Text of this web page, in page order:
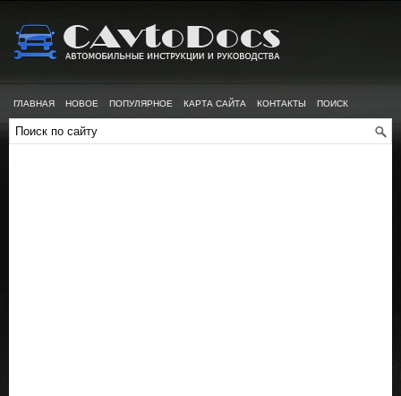
ГЛАВНАЯ НОВОЕ ПОПУЛЯРНОЕ КАРТА САЙТА КОНТАКТЫ ПОИСК